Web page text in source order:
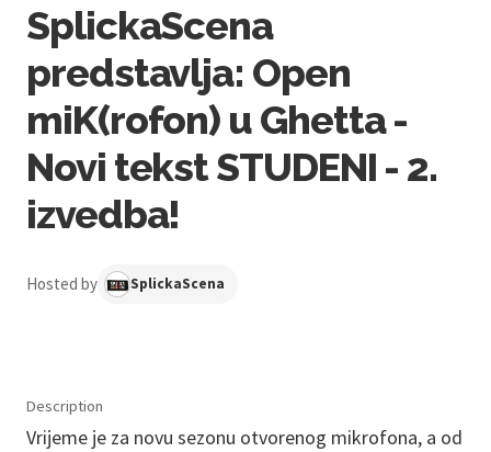
SplickaScena
predstavlja: Open
miK(rofon) u Ghetta -
Novi tekst STUDENI - 2.
izvedba!
Hosted by SplickaScena
Description
Vrijeme je za novu sezonu otvorenog mikrofona, a od